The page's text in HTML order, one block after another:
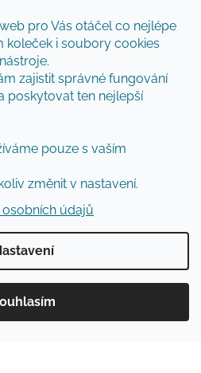
pro Vás otáčel co nejlépe
koleček i soubory cookies
zajistit správné fungování
poskytovat ten nejlepší
pouze s vaším
změnit v nastavení.
údajů
budeme zasílat informace
našem e-shopu.
budeme zasílat ty nejlepší
spodmínkami
Shoptet
nastavení cookies